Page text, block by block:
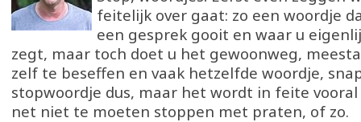
feitelijk over gaat: zo een woordje
een gesprek gooit en waar u
zegt, maar toch doet u het gewoonweg,
zelf te beseffen en vaak hetzelfde woordje,
stopwoordje dus, maar het wordt in feite
net niet te moeten stoppen met praten, of zo.